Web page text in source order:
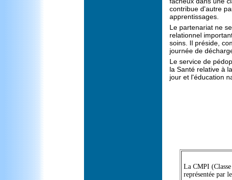
contribue d'autre
apprentissages.
Le partenariat ne
relationnel
soins. Il préside,
journée de
Le service de
la Santé relative à
jour et l'éducation
La CMPI
représentée par